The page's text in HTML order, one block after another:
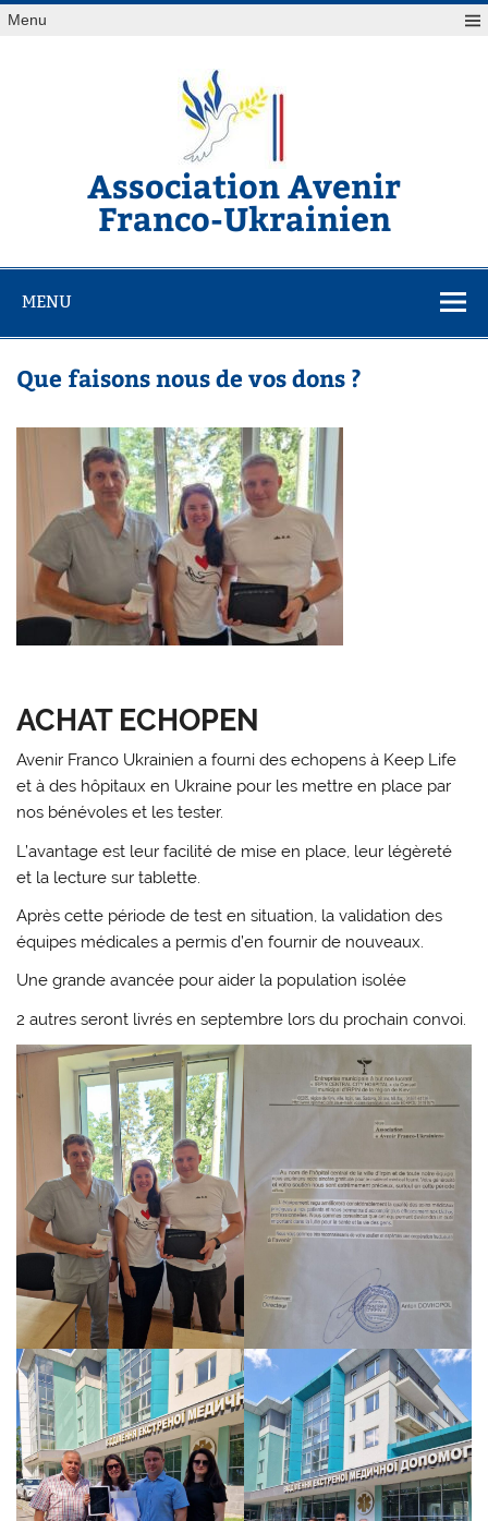
Skip
toMenu
Association Avenir
Franco-Ukrainien
MENU
Que faisons nous de vos dons ?
ACHAT ECHOPEN
Avenir Franco Ukrainien a fourni des echopens à Keep Life
et à des hôpitaux en Ukraine pour les mettre en place par
nos bénévoles et les tester.
L’avantage est leur facilité de mise en place, leur légèreté
et la lecture sur tablette.
Après cette période de test en situation, la validation des
équipes médicales a permis d’en fournir de nouveaux.
Une grande avancée pour aider la population isolée
2 autres seront livrés en septembre lors du prochain convoi.